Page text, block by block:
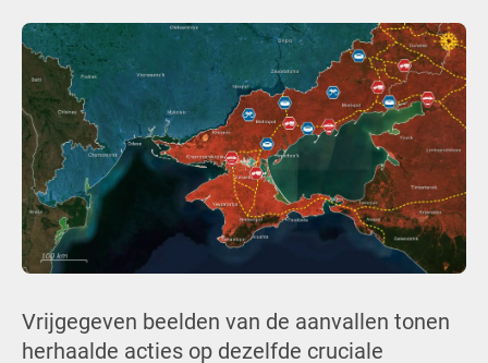
Vrijgegeven beelden van de aanvallen tonen
herhaalde acties op dezelfde cruciale